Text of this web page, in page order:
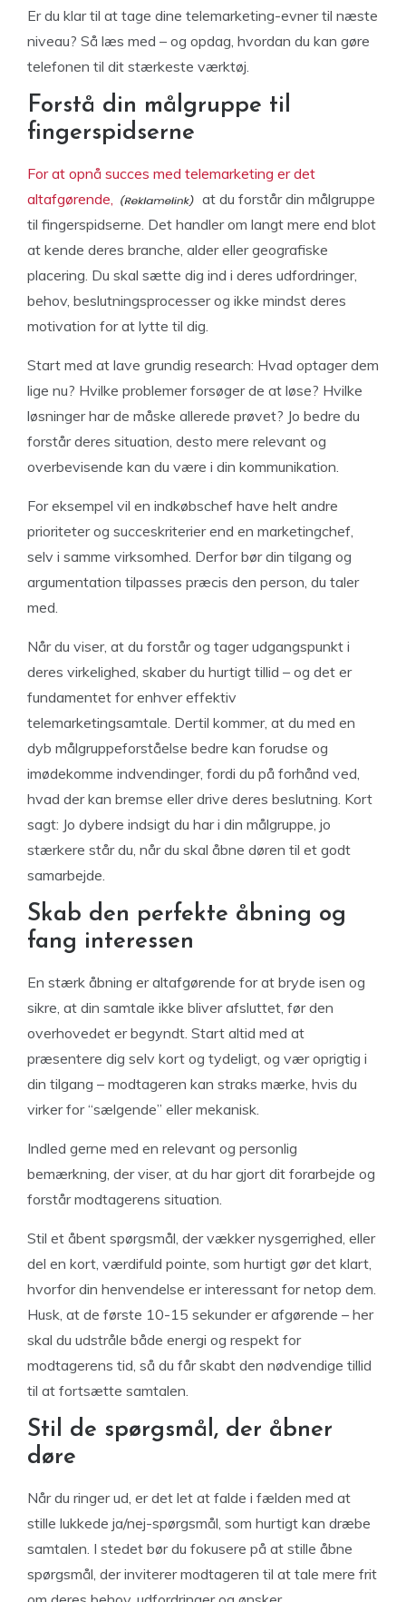
Er du klar til at tage dine telemarketing-evner til næste
niveau? Så læs med – og opdag, hvordan du kan gøre
telefonen til dit stærkeste værktøj.
Forstå din målgruppe til
fingerspidserne
For at opnå succes med telemarketing er det
altafgørende,
at du forstår din målgruppe
til fingerspidserne. Det handler om langt mere end blot
at kende deres branche, alder eller geografiske
placering. Du skal sætte dig ind i deres udfordringer,
behov, beslutningsprocesser og ikke mindst deres
motivation for at lytte til dig.
Start med at lave grundig research: Hvad optager dem
lige nu? Hvilke problemer forsøger de at løse? Hvilke
løsninger har de måske allerede prøvet? Jo bedre du
forstår deres situation, desto mere relevant og
overbevisende kan du være i din kommunikation.
For eksempel vil en indkøbschef have helt andre
prioriteter og succeskriterier end en marketingchef,
selv i samme virksomhed. Derfor bør din tilgang og
argumentation tilpasses præcis den person, du taler
med.
Når du viser, at du forstår og tager udgangspunkt i
deres virkelighed, skaber du hurtigt tillid – og det er
fundamentet for enhver effektiv
telemarketingsamtale. Dertil kommer, at du med en
dyb målgruppeforståelse bedre kan forudse og
imødekomme indvendinger, fordi du på forhånd ved,
hvad der kan bremse eller drive deres beslutning. Kort
sagt: Jo dybere indsigt du har i din målgruppe, jo
stærkere står du, når du skal åbne døren til et godt
samarbejde.
Skab den perfekte åbning og
fang interessen
En stærk åbning er altafgørende for at bryde isen og
sikre, at din samtale ikke bliver afsluttet, før den
overhovedet er begyndt. Start altid med at
præsentere dig selv kort og tydeligt, og vær oprigtig i
din tilgang – modtageren kan straks mærke, hvis du
virker for “sælgende” eller mekanisk.
Indled gerne med en relevant og personlig
bemærkning, der viser, at du har gjort dit forarbejde og
forstår modtagerens situation.
Stil et åbent spørgsmål, der vækker nysgerrighed, eller
del en kort, værdifuld pointe, som hurtigt gør det klart,
hvorfor din henvendelse er interessant for netop dem.
Husk, at de første 10-15 sekunder er afgørende – her
skal du udstråle både energi og respekt for
modtagerens tid, så du får skabt den nødvendige tillid
til at fortsætte samtalen.
Stil de spørgsmål, der åbner
døre
Når du ringer ud, er det let at falde i fælden med at
stille lukkede ja/nej-spørgsmål, som hurtigt kan dræbe
samtalen. I stedet bør du fokusere på at stille åbne
spørgsmål, der inviterer modtageren til at tale mere frit